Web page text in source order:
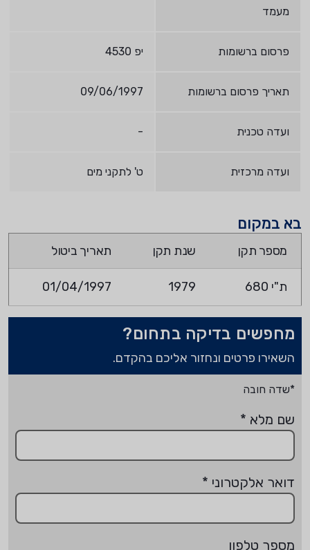
מעמד
פרסום ברשומות יפ 4530
תאריך פרסום ברשומות 09/06/1997
ועדה טכנית -
ועדה מרכזית ט' לתקני מים
בא במקום
מספר תקן שנת תקן תאריך ביטול
ת"י 680 1979
01/04/1997
מחפשים בדיקה בתחום?
השאירו פרטים ונחזור אליכם בהקדם.
*שדה חובה
שם מלא *
דואר אלקטרוני *
מספר טלפון